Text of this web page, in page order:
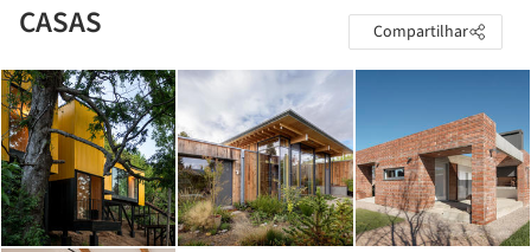
CASAS Compartilhar